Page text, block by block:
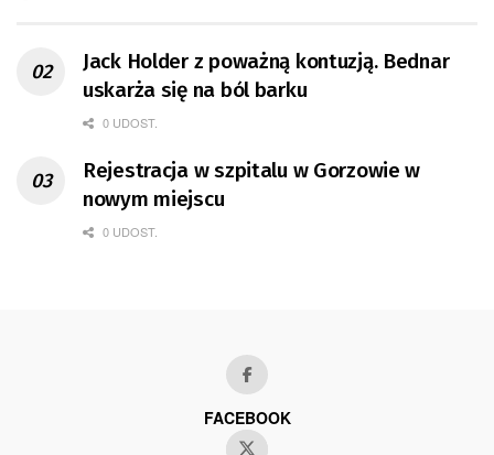
Jack Holder z poważną kontuzją. Bednar
uskarża się na ból barku
0 UDOST.
Rejestracja w szpitalu w Gorzowie w
nowym miejscu
0 UDOST.
FACEBOOK